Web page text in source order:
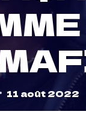
11 août 2022